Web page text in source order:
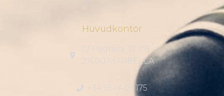
Huvudkontor
C/ Pedraza, 12 1ºB
29600 MARBELLA
+34 951 409 175